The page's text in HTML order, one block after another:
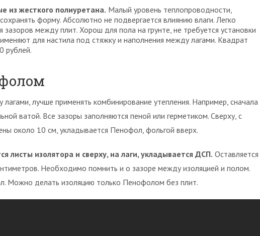
из жесткого полиуретана. Малый уровень теплопроводности,
форму. Абсолютно не подвергается влиянию влаги. Легко
зазоров между плит. Хорош для пола на грунте, не требуется установки
для настила под стяжку и наполнения между лагами. Квадрат
рублей.
лучше применять комбинирование утепления. Например, сначала
ватой. Все зазоры заполняются пеной или герметиком. Сверху, с
около 10 см, укладывается Пенофол, фольгой вверх.
листы изолятора и сверху, на лаги, укладывается ДСП. Оставляется
Необходимо помнить и о зазоре между изоляцией и полом.
Можно делать изоляцию только Пенофолом без плит.